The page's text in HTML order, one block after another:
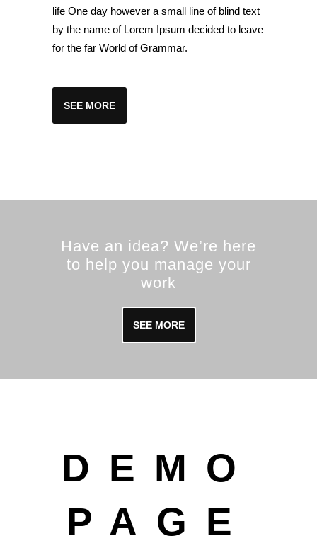
life One day however a small line of blind text
by the name of Lorem Ipsum decided to leave
for the far World of Grammar.
SEE MORE
Have an idea? We’re here
to help you manage your
work
SEE MORE
DEMO
PAGE